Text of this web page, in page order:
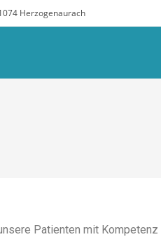
Herzogenaurach
Patienten mit